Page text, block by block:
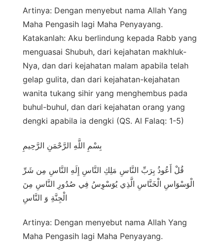
Artinya: Dengan menyebut nama Allah Yang
Maha Pengasih lagi Maha Penyayang.
Katakanlah: Aku berlindung kepada Rabb yang
menguasai Shubuh, dari kejahatan makhluk-
Nya, dan dari kejahatan malam apabila telah
gelap gulita, dan dari kejahatan-kejahatan
wanita tukang sihir yang menghembus pada
buhul-buhul, dan dari kejahatan orang yang
dengki apabila ia dengki (QS. Al Falaq: 1-5)
بِسْمِ اللَّهِ الرَّحْمَنِ الرَّحِيمِ
قُلْ أَعُوذُ بِرَبِّ النَّاسِ مَلِكِ النَّاسِ إِلَهِ النَّاسِ مِن شَرِّ
الْوَسْوَاسِ الْخَنَّاسِ الَّذِي يُوَسْوِسُ فِي صُدُورِ النَّاسِ مِنَ
الْجِنَّةِ وَ النَّاسِ
Artinya: Dengan menyebut nama Allah Yang
Maha Pengasih lagi Maha Penyayang.